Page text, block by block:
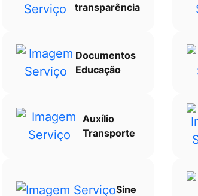
transparência
Documentos
Educação
Auxílio
Transporte
Sine